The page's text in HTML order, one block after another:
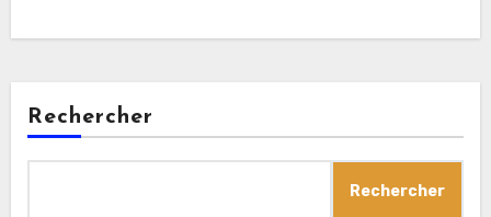
Rechercher
Rechercher